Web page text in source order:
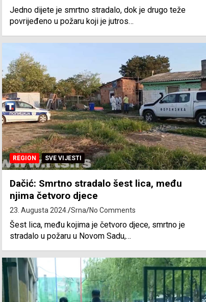
Jedno dijete je smrtno stradalo, dok je drugo teže
povrijeđeno u požaru koji je jutros…
REGION SVE VIJESTI
Dačić: Smrtno stradalo šest lica, među
njima četvoro djece
23. Augusta 2024. Srna No Comments
Šest lica, među kojima je četvoro djece, smrtno je
stradalo u požaru u Novom Sadu,…